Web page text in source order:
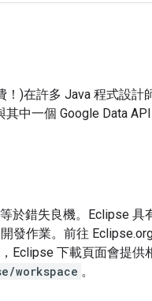
！)在許多 Java 程式設
中一個 Google Data
於錯失良機。Eclipse
發作業。前往
Eclipse 下載頁面會提
workspace 。